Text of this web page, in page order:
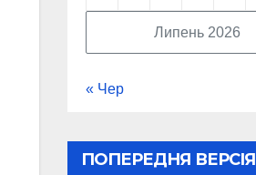
Липень 2026
« Чер
ПОПЕРЕДНЯ ВЕРСІЯ